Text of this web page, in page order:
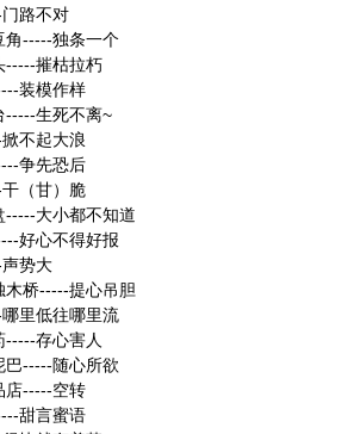
路不对
角-----独条一个
-----摧枯拉朽
装模作样
-----生死不离~
不起大浪
争先恐后
（甘）脆
-----大小都不知道
好心不得好报
势大
木桥-----提心吊胆
里低往哪里流
存心害人
巴-----随心所欲
店-----空转
甜言蜜语